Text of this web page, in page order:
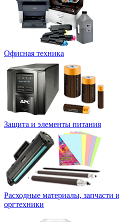
Офисная техника
Защита и элементы питания
Расходные материалы,
оргтехники